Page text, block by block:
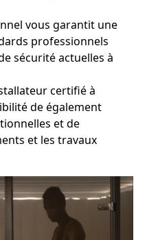
vous garantit une
professionnels
sécurité actuelles à
certifié à
de également
et de
et les travaux